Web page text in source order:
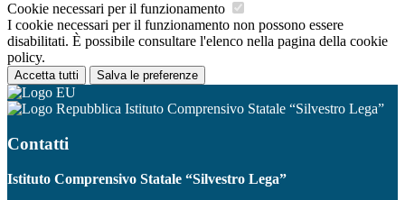
Cookie necessari per il funzionamento
I cookie necessari per il funzionamento non possono essere
disabilitati. È possibile consultare l'elenco nella pagina della cookie
policy.
Accetta tutti Salva le preferenze
Istituto Comprensivo Statale “Silvestro Lega”
Contatti
Istituto Comprensivo Statale “Silvestro Lega”